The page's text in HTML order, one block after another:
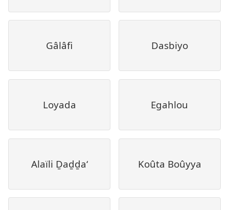
Gâlâfi Dasbiyo
Loyada Egahlou
Alaïli Ḏaḏḏa‘ Koûta Boûyya